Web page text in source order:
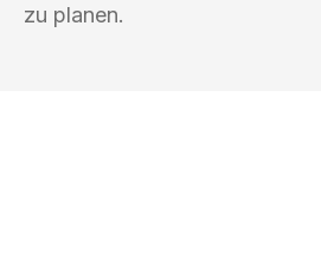
zu planen.